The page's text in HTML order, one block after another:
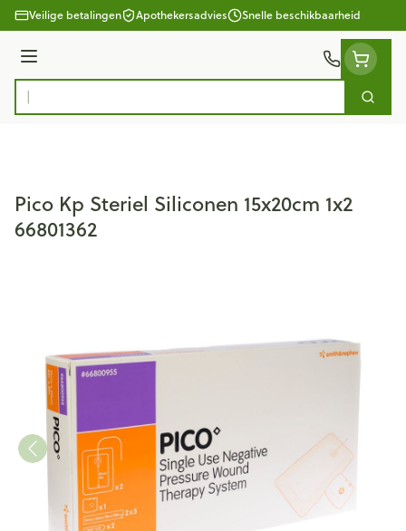
Ga naar de inhoud
Veilige betalingen Apothekersadvies Snelle beschikbaarheid
Menu
Product, merk, categorie...
Zoek
Pico Kp Steriel Siliconen 15x20cm 1x2
66801362